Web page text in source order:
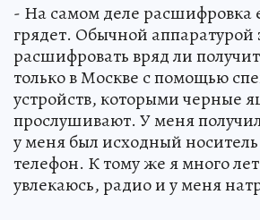
- На самом деле расшифровка
грядет. Обычной аппаратурой
расшифровать вряд ли
только в Москве с помощью
устройств, которыми черные
прослушивают. У меня
у меня был исходный носитель
телефон. К тому же я много
увлекаюсь, радио и у меня